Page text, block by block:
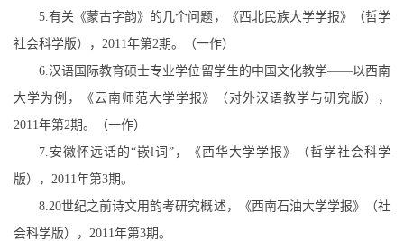
5.有关《蒙古字韵》的几个问题，《西北民族大学学报》（哲学
社会科学版）， 2011年第2期。（一作）
6.汉语国际教育硕士专业学位留学生的中国文化教学——以西南
大学为例，《云南师范大学学报》（对外汉语教学与研究版），
2011年第2期。（一作）
7. 安徽怀远话的“嵌l词 ” ，《 西华大学学报》（哲学社会科学
版）， 2011年第3期。
8.20世纪之前诗文用韵考研究概述，《西南石油大学学报》（社
会科学版）， 2011年第3期。